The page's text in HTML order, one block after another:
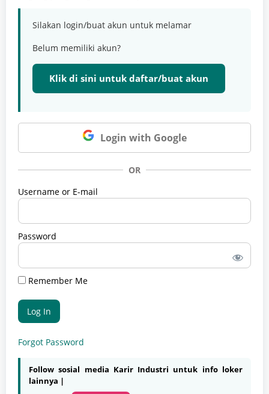
Silakan login/buat akun untuk melamar
Belum memiliki akun?
Klik di sini untuk daftar/buat akun
Login with Google
OR
Username or E-mail
Password
Remember Me
Forgot Password
Follow sosial media Karir Industri untuk info loker
lainnya |